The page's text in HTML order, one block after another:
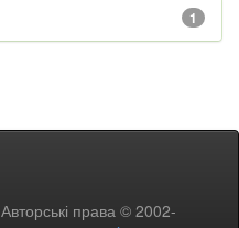
1
Авторські права © 2002-